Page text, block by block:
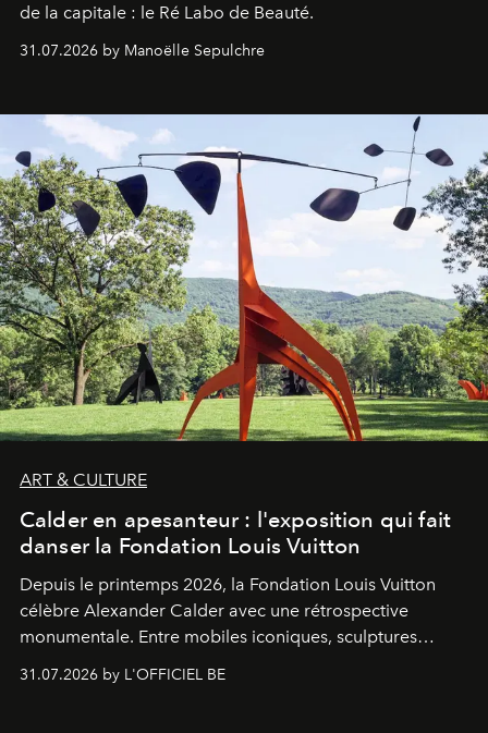
de la capitale : le Ré Labo de Beauté.
31.07.2026 by Manoëlle Sepulchre
ART & CULTURE
Calder en apesanteur : l'exposition qui fait
danser la Fondation Louis Vuitton
Depuis le printemps 2026, la Fondation Louis Vuitton
célèbre Alexander Calder avec une rétrospective
monumentale. Entre mobiles iconiques, sculptures
américain investit les espaces imaginés par Frank Gehry
31.07.2026 by L'OFFICIEL BE